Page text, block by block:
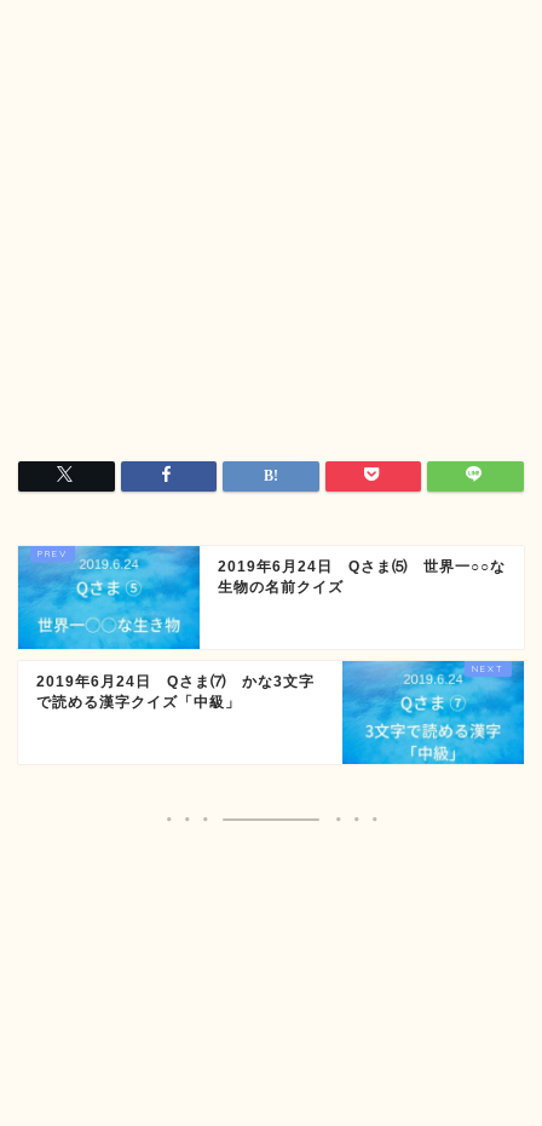
2019年6月24日 Qさま⑸ 世界一○○な
生物の名前クイズ
2019年6月24日 Qさま⑺ かな3文字
で読める漢字クイズ「中級」